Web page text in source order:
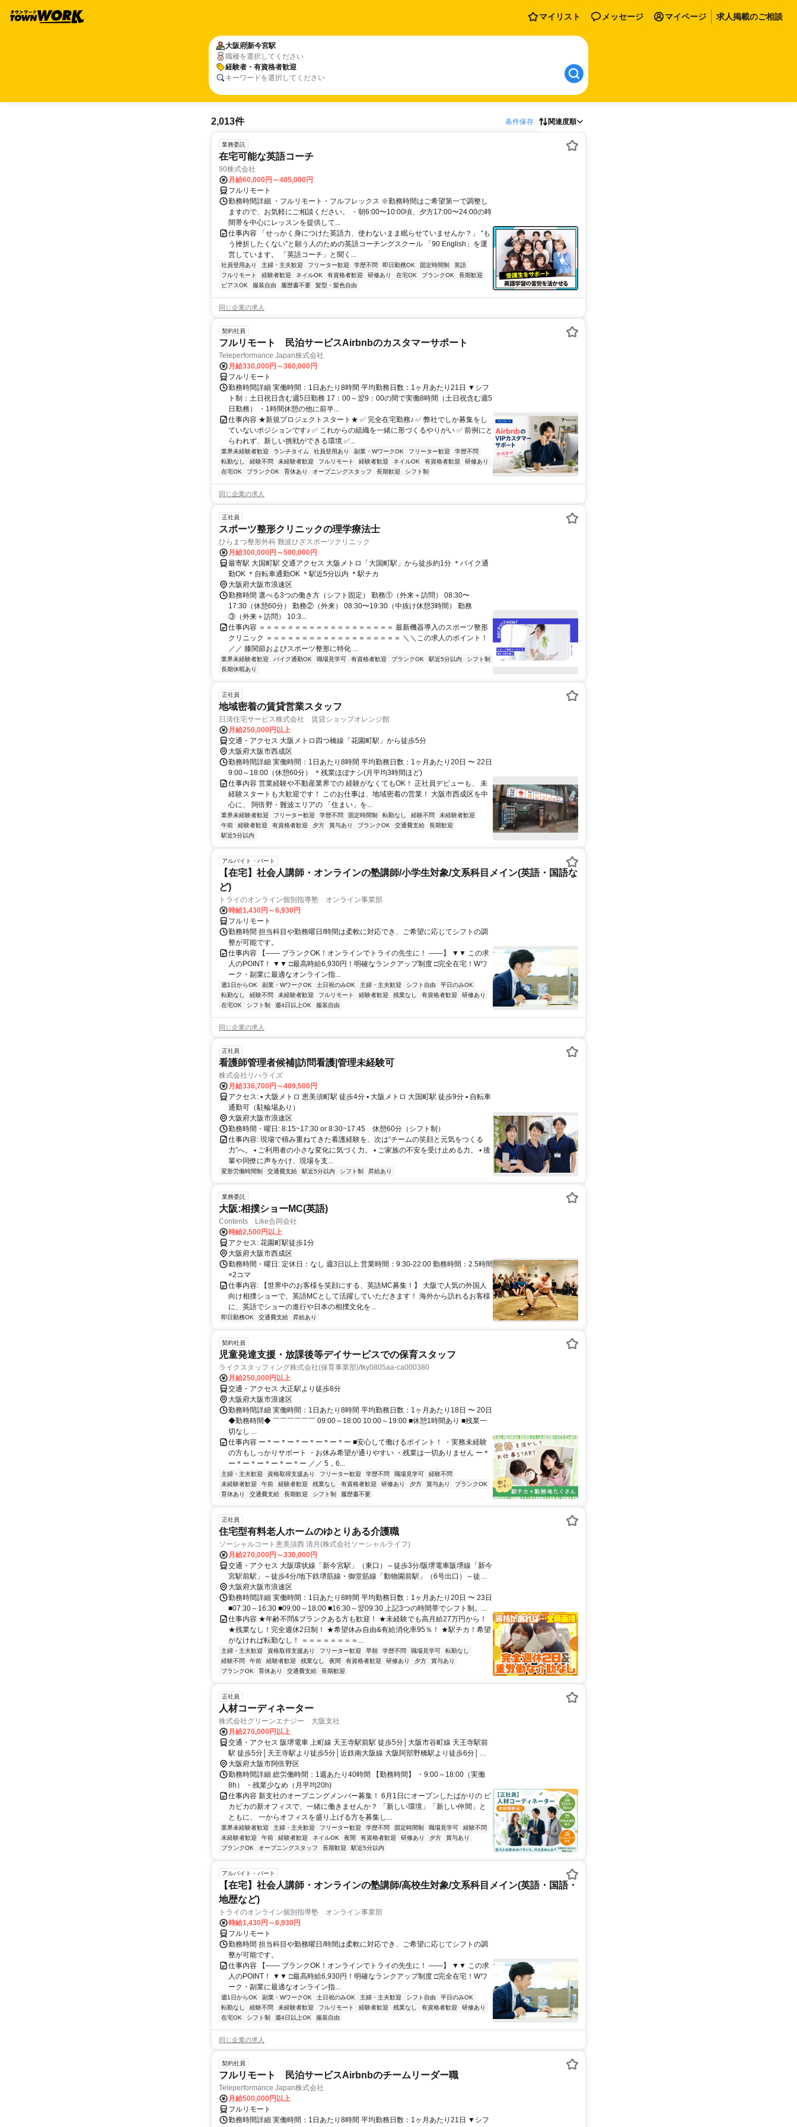
マイリスト メッセージ マイページ 求人掲載のご相談
大阪府新今宮駅
職種を選択してください
経験者・有資格者歓迎
キーワードを選択してください
2,013件 条件保存 関連度順
業務委託
在宅可能な英語コーチ
90株式会社
月給60,000円～405,000円
フルリモート
勤務時間詳細 ・フルリモート・フルフレックス ※勤務時間はご希望第一で調整し
ますので、お気軽にご相談ください。 ・朝6:00〜10:00頃、夕方17:00〜24:00の時
間帯を中心にレッスンを提供して...
仕事内容 「せっかく身につけた英語力、使わないまま眠らせていませんか？」 “も
う挫折したくない”と願う人のための英語コーチングスクール 「90 English」を運
営しています。 「英語コーチ」と聞く...
社員登用あり 主婦・主夫歓迎 フリーター歓迎 学歴不問 即日勤務OK 固定時間制
英語
フルリモート
経験者歓迎 ネイルOK 有資格者歓迎 研修あり 在宅OK ブランクOK
長期歓迎
ピアスOK
服装自由 履歴書不要 髪型・髪色自由
同じ企業の求人
契約社員
フルリモート 民泊サービスAirbnbのカスタマーサポート
Teleperformance Japan株式会社
月給330,000円～360,000円
フルリモート
勤務時間詳細 実働時間：1日あたり8時間 平均勤務日数：1ヶ月あたり21日 ▼シフ
ト制：土日祝日含む週5日勤務 17：00～翌9：00の間で実働8時間（土日祝含む週5
日勤務） ・1時間休憩の他に前半...
仕事内容 ★新規プロジェクトスタート★ ✅ 完全在宅勤務♪ ✅ 弊社でしか募集をし
ていないポジションです♪ ✅ これからの組織を一緒に形づくるやりがい ✅ 前例にと
らわれず、新しい挑戦ができる環境 ✅...
業界未経験者歓迎 ランチタイム 社員登用あり 副業・WワークOK フリーター歓迎
学歴不問
転勤なし
経験不問 未経験者歓迎 フルリモート 経験者歓迎 ネイルOK 有資格者歓迎
研修あり
在宅OK
ブランクOK 育休あり オープニングスタッフ 長期歓迎 シフト制
同じ企業の求人
正社員
スポーツ整形クリニックの理学療法士
ひらまつ整形外科 難波ひざスポーツクリニック
月給300,000円～500,000円
最寄駅 大国町駅 交通アクセス 大阪メトロ「大国町駅」から徒歩約1分 ＊バイク通
勤OK ＊自転車通勤OK ＊駅近5分以内 ＊駅チカ
大阪府大阪市浪速区
勤務時間 選べる3つの働き方（シフト固定） 勤務①（外来＋訪問） 08:30〜
17:30（休憩60分） 勤務②（外来） 08:30〜19:30（中抜け休憩3時間） 勤務
③（外来＋訪問） 10:3...
仕事内容 ＝＝＝＝＝＝＝＝＝＝＝＝＝＝＝＝＝＝＝ 最新機器導入のスポーツ整形
クリニック ＝＝＝＝＝＝＝＝＝＝＝＝＝＝＝＝＝＝＝ ＼＼この求人のポイント！
／／ 膝関節およびスポーツ整形に特化 ...
業界未経験者歓迎 バイク通勤OK 職場見学可 有資格者歓迎 ブランクOK 駅近5分以内
シフト制
長期休暇あり
正社員
地域密着の賃貸営業スタッフ
日清住宅サービス株式会社 賃貸ショップオレンジ館
月給250,000円以上
交通・アクセス 大阪メトロ四つ橋線「花園町駅」から徒歩5分
大阪府大阪市西成区
勤務時間詳細 実働時間：1日あたり8時間 平均勤務日数：1ヶ月あたり20日 〜 22日
9:00～18:00（休憩60分） ＊残業ほぼナシ(月平均3時間ほど)
仕事内容 営業経験や不動産業界での 経験がなくてもOK！ 正社員デビューも、 未
経験スタートも大歓迎です！ このお仕事は、地域密着の営業！ 大阪市西成区を中
心に、 阿倍野・難波エリアの 「住まい」を...
業界未経験者歓迎 フリーター歓迎 学歴不問 固定時間制 転勤なし 経験不問
未経験者歓迎
午前
経験者歓迎 有資格者歓迎 夕方 賞与あり ブランクOK 交通費支給
長期歓迎
駅近5分以内
アルバイト・パート
【在宅】社会人講師・オンラインの塾講師/小学生対象/文系科目メイン(英語・国語な
ど)
トライのオンライン個別指導塾 オンライン事業部
時給1,430円～6,930円
フルリモート
勤務時間 担当科目や勤務曜日/時間は柔軟に対応でき、ご希望に応じてシフトの調
整が可能です。
仕事内容 【―― ブランクOK！オンラインでトライの先生に！ ――】 ▼▼ この求
人のPOINT！ ▼▼ □最高時給6,930円！明確なランクアップ制度 □完全在宅！Wワ
ーク・副業に最適なオンライン指...
週1日からOK 副業・WワークOK 土日祝のみOK 主婦・主夫歓迎 シフト自由
平日のみOK
転勤なし
経験不問 未経験者歓迎 フルリモート 経験者歓迎 残業なし 有資格者歓迎
研修あり
在宅OK
シフト制 週4日以上OK 服装自由
同じ企業の求人
正社員
看護師管理者候補|訪問看護|管理未経験可
株式会社リハライズ
月給336,700円～409,500円
アクセス: ▪ 大阪メトロ 恵美須町駅 徒歩4分 ▪ 大阪メトロ 大国町駅 徒歩9分 ▪ 自転車
通勤可（駐輪場あり）
大阪府大阪市浪速区
勤務時間・曜日: 8:15~17:30 or 8:30~17:45 休憩60分（シフト制）
仕事内容: 現場で積み重ねてきた看護経験を、次は“チームの笑顔と元気をつくる
力”へ。 ▪ ご利用者の小さな変化に気づく力。 ▪ ご家族の不安を受け止める力。 ▪ 後
輩や同僚に声をかけ、現場を支...
変形労働時間制 交通費支給 駅近5分以内 シフト制 昇給あり
業務委託
大阪:相撲ショーMC(英語)
Contents Like合同会社
時給2,500円以上
アクセス: 花園町駅徒歩1分
大阪府大阪市西成区
勤務時間・曜日: 定休日：なし 週3日以上 営業時間：9:30-22:00 勤務時間：2.5時間
×2コマ
仕事内容: 【世界中のお客様を笑顔にする、英語MC募集！】 大阪で人気の外国人
向け相撲ショーで、英語MCとして活躍していただきます！ 海外から訪れるお客様
に、英語でショーの進行や日本の相撲文化を...
即日勤務OK 交通費支給 昇給あり
契約社員
児童発達支援・放課後等デイサービスでの保育スタッフ
ライクスタッフィング株式会社(保育事業部)/tky0805aa-ca000380
月給250,000円以上
交通・アクセス 大正駅より徒歩8分
大阪府大阪市浪速区
勤務時間詳細 実働時間：1日あたり8時間 平均勤務日数：1ヶ月あたり18日 〜 20日
◆勤務時間◆ ￣￣￣￣￣￣ 09:00～18:00 10:00～19:00 ■休憩1時間あり ■残業一
切なし ...
仕事内容 ー＊ー＊ー＊ー＊ー＊ー＊ー ■安心して働けるポイント！ ・実務未経験
の方もしっかりサポート ・お休み希望が通りやすい ・残業は一切ありません ー＊
ー＊ー＊ー＊ー＊ー＊ー ／／ 5，6...
主婦・主夫歓迎 資格取得支援あり フリーター歓迎 学歴不問 職場見学可
経験不問
未経験者歓迎
午前 経験者歓迎 残業なし 有資格者歓迎 研修あり 夕方 賞与あり
ブランクOK
育休あり
交通費支給 長期歓迎 シフト制 履歴書不要
正社員
住宅型有料老人ホームのゆとりある介護職
ソーシャルコート恵美須西 清月(株式会社ソーシャルライフ)
月給270,000円～330,000円
交通・アクセス 大阪環状線「新今宮駅」（東口）～徒歩3分/阪堺電車阪堺線「新今
宮駅前駅」～徒歩4分/地下鉄堺筋線・御堂筋線「動物園前駅」（6号出口）～徒歩4
分
大阪府大阪市浪速区
勤務時間詳細 実働時間：1日あたり8時間 平均勤務日数：1ヶ月あたり20日 〜 23日
■07:30～16:30 ■09:00～18:00 ■16:30～翌09:30 上記3つの時間帯でシフト制。...
仕事内容 ★年齢不問&ブランクある方も歓迎！ ★未経験でも高月給27万円から！
★残業なし！完全週休2日制！ ★希望休み自由&有給消化率95％！ ★駅チカ！希望
がなければ転勤なし！ ＝＝＝＝＝＝＝＝...
主婦・主夫歓迎 資格取得支援あり フリーター歓迎 早朝 学歴不問 職場見学可
転勤なし
経験不問
午前 経験者歓迎 残業なし 夜間 有資格者歓迎 研修あり 夕方
賞与あり
ブランクOK
育休あり 交通費支給 長期歓迎
正社員
人材コーディネーター
株式会社グリーンエナジー 大阪支社
月給270,000円以上
交通・アクセス 阪堺電車 上町線 天王寺駅前駅 徒歩5分│大阪市谷町線 天王寺駅前
駅 徒歩5分│天王寺駅より徒歩5分│近鉄南大阪線 大阪阿部野橋駅より徒歩6分│大
阪市谷町線 阿倍野駅より徒歩8分│大阪市御堂筋線 動物園駅前より徒歩7分
大阪府大阪市阿倍野区
勤務時間詳細 総労働時間：1週あたり40時間 【勤務時間】 ・9:00～18:00（実働
8h） ・残業少なめ（月平均20h)
仕事内容 新支社のオープニングメンバー募集！ 6月1日にオープンしたばかりの ピ
カピカの新オフィスで、一緒に働きませんか？ 「新しい環境」「新しい仲間」と
ともに、 一からオフィスを盛り上げる方を募集し...
業界未経験者歓迎 主婦・主夫歓迎 フリーター歓迎 学歴不問 固定時間制 職場見学可
経験不問
未経験者歓迎
午前 経験者歓迎 ネイルOK 夜間 有資格者歓迎 研修あり 夕方
賞与あり
ブランクOK
オープニングスタッフ 長期歓迎 駅近5分以内
アルバイト・パート
【在宅】社会人講師・オンラインの塾講師/高校生対象/文系科目メイン(英語・国語・
地歴など)
トライのオンライン個別指導塾 オンライン事業部
時給1,430円～6,930円
フルリモート
勤務時間 担当科目や勤務曜日/時間は柔軟に対応でき、ご希望に応じてシフトの調
整が可能です。
仕事内容 【―― ブランクOK！オンラインでトライの先生に！ ――】 ▼▼ この求
人のPOINT！ ▼▼ □最高時給6,930円！明確なランクアップ制度 □完全在宅！Wワ
ーク・副業に最適なオンライン指...
週1日からOK 副業・WワークOK 土日祝のみOK 主婦・主夫歓迎 シフト自由
平日のみOK
転勤なし
経験不問 未経験者歓迎 フルリモート 経験者歓迎 残業なし 有資格者歓迎
研修あり
在宅OK
シフト制 週4日以上OK 服装自由
同じ企業の求人
契約社員
フルリモート 民泊サービスAirbnbのチームリーダー職
Teleperformance Japan株式会社
月給500,000円以上
フルリモート
勤務時間詳細 実働時間：1日あたり8時間 平均勤務日数：1ヶ月あたり21日 ▼シフ